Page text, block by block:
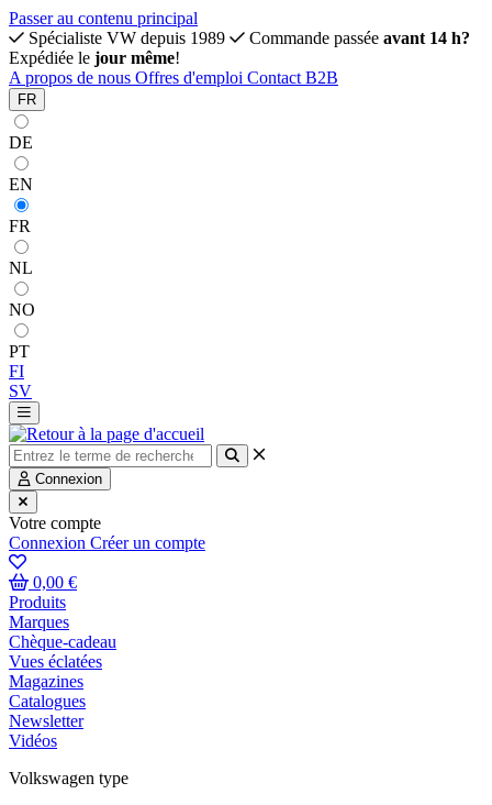
Passer au contenu principal
Spécialiste VW depuis 1989
Commande passée avant 14 h?
Expédiée le jour même!
A propos de nous Offres d'emploi Contact B2B
FR
DE
EN
FR
NL
NO
PT
FI
SV
Connexion
Votre compte
Connexion Créer un compte
0,00 €
Produits
Marques
Chèque-cadeau
Vues éclatées
Magazines
Catalogues
Newsletter
Vidéos
Volkswagen type